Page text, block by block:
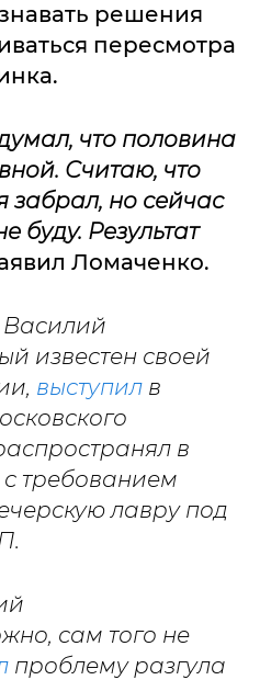
решения
пересмотра
что половина
Считаю, что
забрал, но сейчас
буду. Результат
Ломаченко.
известен своей
выступил в
в
требованием
лавру под
сам того не
проблему разгула